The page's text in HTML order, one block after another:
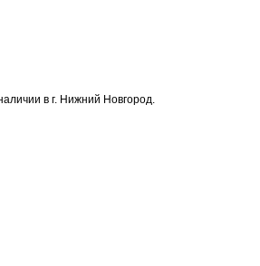
в г. Нижний Новгород.